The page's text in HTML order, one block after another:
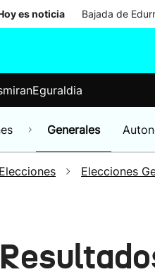
es noticia Bajada de
Eguraldia
Generales
Elecciones Elecciones